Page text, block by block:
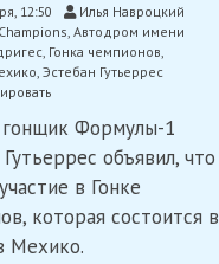
12:50
Илья Навроцкий
Автодром имени
Гонка чемпионов
Эстебан Гутьеррес
on
Гутьеррес
выступит
в
Гонке
чемпионов
Мехико
Формулы-1
объявил, что
в Гонке
которая состоится в
Мехико.